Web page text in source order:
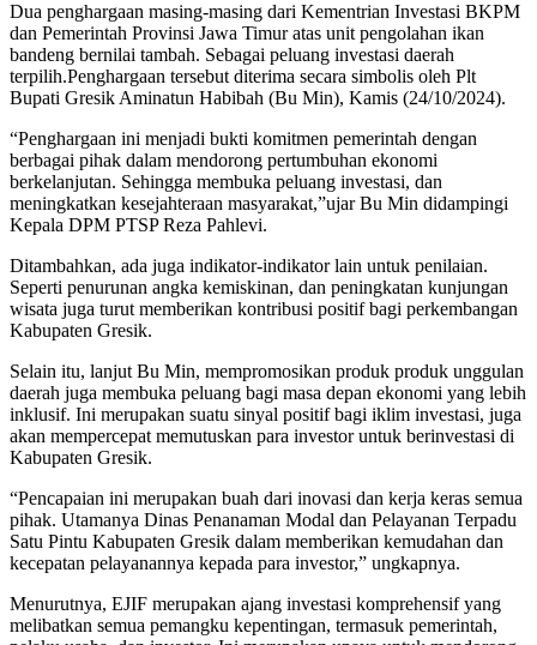
Dua penghargaan masing-masing dari Kementrian Investasi BKPM
dan Pemerintah Provinsi Jawa Timur atas unit pengolahan ikan
bandeng bernilai tambah. Sebagai peluang investasi daerah
terpilih.Penghargaan tersebut diterima secara simbolis oleh Plt
Bupati Gresik Aminatun Habibah (Bu Min), Kamis (24/10/2024).
“Penghargaan ini menjadi bukti komitmen pemerintah dengan
berbagai pihak dalam mendorong pertumbuhan ekonomi
berkelanjutan. Sehingga membuka peluang investasi, dan
meningkatkan kesejahteraan masyarakat,”ujar Bu Min didampingi
Kepala DPM PTSP Reza Pahlevi.
Ditambahkan, ada juga indikator-indikator lain untuk penilaian.
Seperti penurunan angka kemiskinan, dan peningkatan kunjungan
wisata juga turut memberikan kontribusi positif bagi perkembangan
Kabupaten Gresik.
Selain itu, lanjut Bu Min, mempromosikan produk produk unggulan
daerah juga membuka peluang bagi masa depan ekonomi yang lebih
inklusif. Ini merupakan suatu sinyal positif bagi iklim investasi, juga
akan mempercepat memutuskan para investor untuk berinvestasi di
Kabupaten Gresik.
“Pencapaian ini merupakan buah dari inovasi dan kerja keras semua
pihak. Utamanya Dinas Penanaman Modal dan Pelayanan Terpadu
Satu Pintu Kabupaten Gresik dalam memberikan kemudahan dan
kecepatan pelayanannya kepada para investor,” ungkapnya.
Menurutnya, EJIF merupakan ajang investasi komprehensif yang
melibatkan semua pemangku kepentingan, termasuk pemerintah,